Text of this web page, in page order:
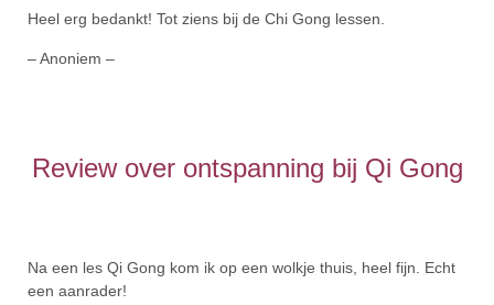
Heel erg bedankt! Tot ziens bij de Chi Gong lessen.
– Anoniem –
Review over ontspanning bij Qi Gong
Na een les Qi Gong kom ik op een wolkje thuis, heel fijn. Echt
een aanrader!